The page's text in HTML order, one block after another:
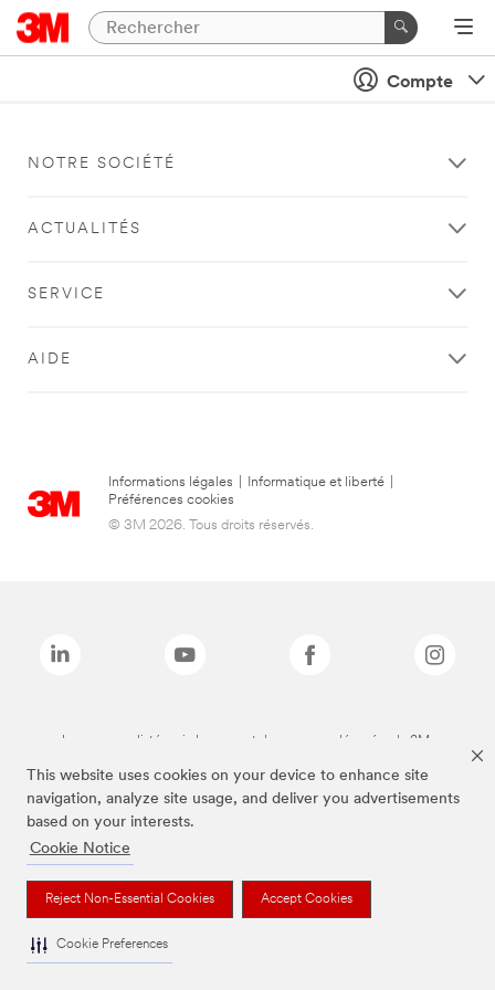
This website uses cookies on your device to enhance site
navigation, analyze site usage, and deliver you advertisements
based on your interests.
Cookie Notice
Reject Non-Essential Cookies Accept Cookies
Cookie Preferences
Compte
NOTRE SOCIÉTÉ
ACTUALITÉS
SERVICE
AIDE
Informations légales Informatique et liberté
Préférences cookies
© 3M 2026. Tous droits réservés.
Les marques listées ci-dessus sont des marques déposées de 3M.